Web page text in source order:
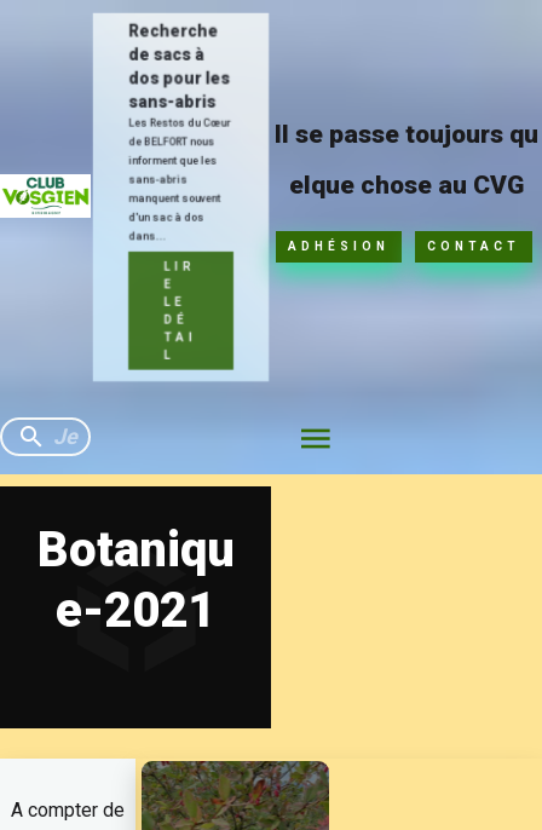
Il se passe toujours qu
elque chose au CVG
ADHÉSION CONTACT
Recherche
de sacs à
dos pour les
sans-abris
Les Restos du Cœur
de BELFORT nous
informent que les
sans-abris
manquent souvent
d'un sac à dos
dans...
LIR
E
LE
DÉ
TAI
L
Botaniqu
e-2021
A compter de